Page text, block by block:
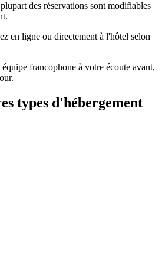
des réservations sont modifiables
en ligne ou directement à l'hôtel selon
francophone à votre écoute avant,
types d'hébergement